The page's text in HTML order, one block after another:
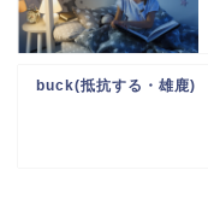
buck(抵抗する・雄鹿)